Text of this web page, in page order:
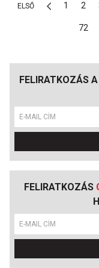
ELSŐ 1 2
72
FELIRATKOZÁS A
FELIRATKOZÁS